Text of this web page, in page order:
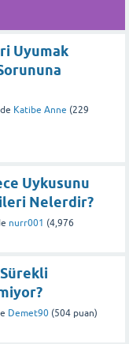
Uyumak
Katibe Anne (229
Uykusunu
Nelerdir?
nurr001 (4,976
Demet90 (504 puan)